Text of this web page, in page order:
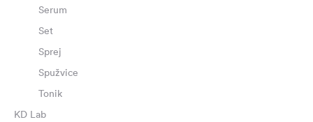
Serum
Set
Sprej
Spužvice
Tonik
KD Lab